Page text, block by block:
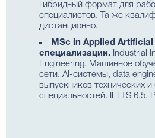
Гибридный формат для
специалистов. Та же
дистанционно.
MSc in Applied
специализации. Industrial
Engineering. Машинное
сети, AI-системы, data
выпускников технических и
специальностей. IELTS 6.5.